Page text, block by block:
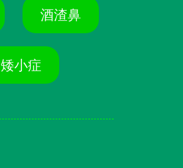
酒渣鼻
矮小症